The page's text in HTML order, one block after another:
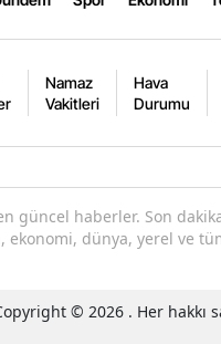
Namaz
Vakitleri
Hava
Durumu
güncel haberler. Son
ekonomi, dünya, yerel ve
© 2026 . Her hakkı